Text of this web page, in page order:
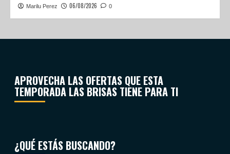
Marilu Perez 06/08/2026 0
APROVECHA LAS OFERTAS QUE ESTA
TEMPORADA LAS BRISAS TIENE PARA TI
¿QUÉ ESTÁS BUSCANDO?